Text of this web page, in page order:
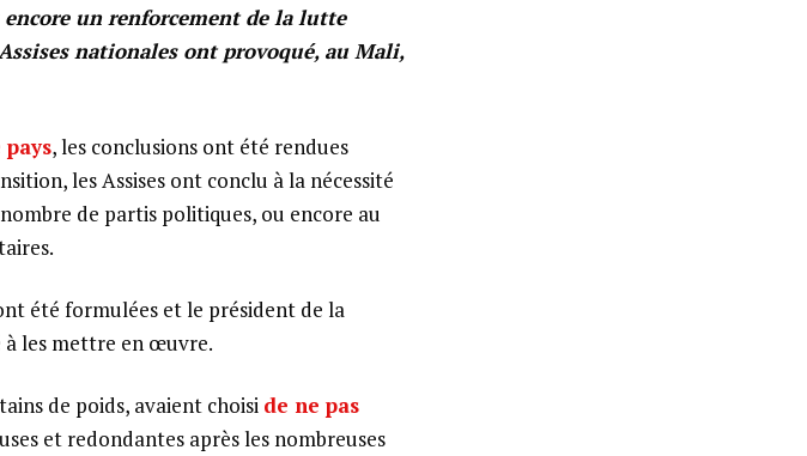
un renforcement de la lutte
nationales ont provoqué, au Mali,
, les conclusions ont été rendues
les Assises ont conclu à la nécessité
de partis politiques, ou encore au
été formulées et le président de la
à les mettre en œuvre.
de poids, avaient choisi de ne pas
et redondantes après les nombreuses